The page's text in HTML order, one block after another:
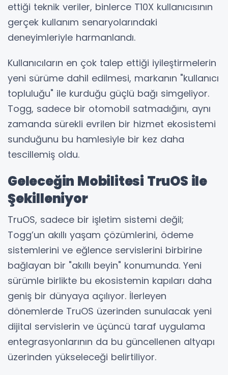
ettiği teknik veriler, binlerce T10X kullanıcısının
gerçek kullanım senaryolarındaki
deneyimleriyle harmanlandı.
Kullanıcıların en çok talep ettiği iyileştirmelerin
yeni sürüme dahil edilmesi, markanın "kullanıcı
topluluğu" ile kurduğu güçlü bağı simgeliyor.
Togg, sadece bir otomobil satmadığını, aynı
zamanda sürekli evrilen bir hizmet ekosistemi
sunduğunu bu hamlesiyle bir kez daha
tescillemiş oldu.
Geleceğin Mobilitesi TruOS ile
Şekilleniyor
TruOS, sadece bir işletim sistemi değil;
Togg’un akıllı yaşam çözümlerini, ödeme
sistemlerini ve eğlence servislerini birbirine
bağlayan bir "akıllı beyin" konumunda. Yeni
sürümle birlikte bu ekosistemin kapıları daha
geniş bir dünyaya açılıyor. İlerleyen
dönemlerde TruOS üzerinden sunulacak yeni
dijital servislerin ve üçüncü taraf uygulama
entegrasyonlarının da bu güncellenen altyapı
üzerinden yükseleceği belirtiliyor.